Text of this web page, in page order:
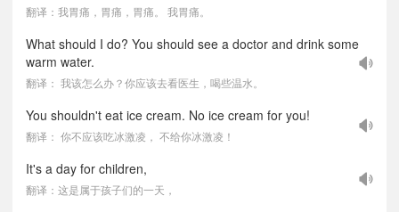
翻译：我胃痛，胃痛，胃痛。 我胃痛。
What should I do? You should see a doctor and drink some
warm water.
翻译： 我该怎么办？你应该去看医生，喝些温水。
You shouldn't eat ice cream. No ice cream for you!
翻译： 你不应该吃冰激凌， 不给你冰激凌！
It's a day for children,
翻译：这是属于孩子们的一天，